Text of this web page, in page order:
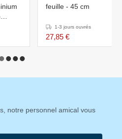
feuille - 45 cm
1-3 jours ouvrés
27,85 €
notre personnel amical vous